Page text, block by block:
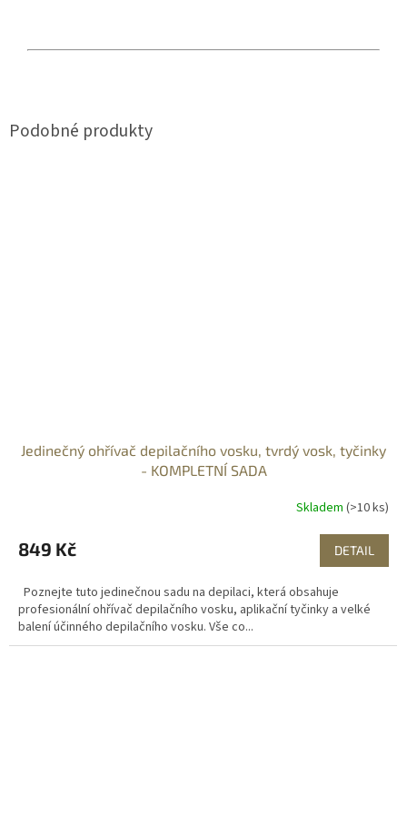
Jedinečný ohřívač depilačního vosku, tvrdý vosk, tyčinky
- KOMPLETNÍ SADA
Skladem (>10 ks)
849 Kč DETAIL
Poznejte tuto jedinečnou sadu na depilaci, která obsahuje
profesionální ohřívač depilačního vosku, aplikační tyčinky a velké
balení účinného depilačního vosku. Vše co...